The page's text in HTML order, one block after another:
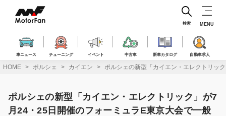
ス
車ニュース チューニング イベント 中古車 新車カタログ 自動車求人
検索 MENU
HOME ポルシェ カイエン ポルシェの新型「カイエン・エレクトリッ
ポルシェの新型「カイエン・エレクトリック」が7
月24・25日開催のフォーミュラE東京大会で一般